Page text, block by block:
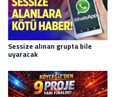
Sessize alınan grupta bile
uyaracak